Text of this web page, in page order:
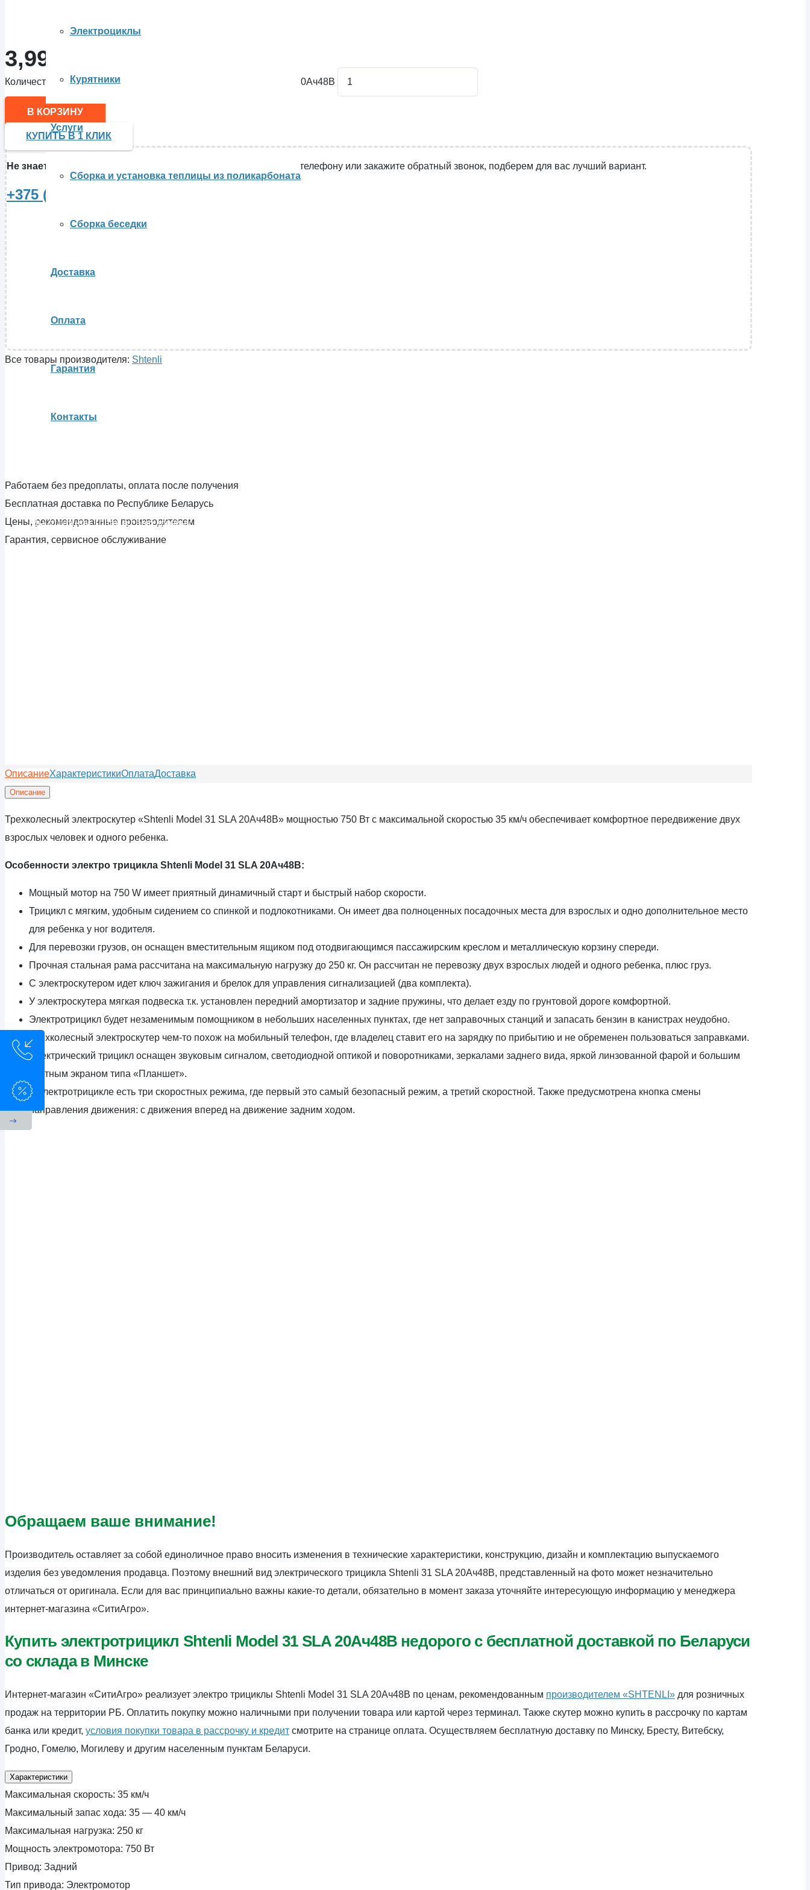
Электроциклы
Курятники
Услуги
Сборка и установка теплицы из поликарбоната
Сборка беседки
Доставка
Оплата
Гарантия
Контакты
Вы отложилиТовар в свою корзину.
3,990.00
Количество товара Электрический трицикл Shtenli Model 31 SLA 20Ач48В
В КОРЗИНУ
КУПИТЬ В 1 КЛИК
Не знаете, какой электроскутер купить ? Свяжитесь с нами по телефону или закажите обратный звонок, подберем для вас лучший вариант.
+375 (29) 80-28-465
Все товары производителя: Shtenli
Работаем без предоплаты, оплата после получения
Бесплатная доставка по Республике Беларусь
Цены, рекомендованные производителем
Гарантия, сервисное обслуживание
ОписаниеХарактеристикиОплатаДоставка
Описание
Трехколесный электроскутер «Shtenli Model 31 SLA 20Ач48В» мощностью 750 Вт с максимальной скоростью 35 км/ч обеспечивает комфортное передвижение двух
взрослых человек и одного ребенка.
Особенности электро трицикла Shtenli Model 31 SLA 20Ач48В:
Мощный мотор на 750 W имеет приятный динамичный старт и быстрый набор скорости.
Трицикл с мягким, удобным сидением со спинкой и подлокотниками. Он имеет два полноценных посадочных места для взрослых и одно дополнительное место
для ребенка у ног водителя.
Для перевозки грузов, он оснащен вместительным ящиком под отодвигающимся пассажирским креслом и металлическую корзину спереди.
Прочная стальная рама рассчитана на максимальную нагрузку до 250 кг. Он рассчитан не перевозку двух взрослых людей и одного ребенка, плюс груз.
С электроскутером идет ключ зажигания и брелок для управления сигнализацией (два комплекта).
У электроскутера мягкая подвеска т.к. установлен передний амортизатор и задние пружины, что делает езду по грунтовой дороге комфортной.
Электротрицикл будет незаменимым помощником в небольших населенных пунктах, где нет заправочных станций и запасать бензин в канистрах неудобно.
Трехколесный электроскутер чем-то похож на мобильный телефон, где владелец ставит его на зарядку по прибытию и не обременен пользоваться заправками.
Электрический трицикл оснащен звуковым сигналом, светодиодной оптикой и поворотниками, зеркалами заднего вида, яркой линзованной фарой и большим
цветным экраном типа «Планшет».
В электротрицикле есть три скоростных режима, где первый это самый безопасный режим, а третий скоростной. Также предусмотрена кнопка смены
направления движения: с движения вперед на движение задним ходом.
Обращаем ваше внимание!
Производитель оставляет за собой единоличное право вносить изменения в технические характеристики, конструкцию, дизайн и комплектацию выпускаемого
изделия без уведомления продавца. Поэтому внешний вид электрического трицикла Shtenli 31 SLA 20Ач48В, представленный на фото может незначительно
отличаться от оригинала. Если для вас принципиально важны какие-то детали, обязательно в момент заказа уточняйте интересующую информацию у менеджера
интернет-магазина «СитиАгро».
Купить электротрицикл Shtenli Model 31 SLA 20Ач48В недорого с бесплатной доставкой по Беларуси
со склада в Минске
Интернет-магазин «СитиАгро» реализует электро трициклы Shtenli Model 31 SLA 20Ач48В по ценам, рекомендованным производителем «SHTENLI» для розничных
продаж на территории РБ. Оплатить покупку можно наличными при получении товара или картой через терминал. Также скутер можно купить в рассрочку по картам
банка или кредит, условия покупки товара в рассрочку и кредит смотрите на странице оплата. Осуществляем бесплатную доставку по Минску, Бресту, Витебску,
Гродно, Гомелю, Могилеву и другим населенным пунктам Беларуси.
Характеристики
Максимальная скорость: 35 км/ч
Максимальный запас хода: 35 — 40 км/ч
Максимальная нагрузка: 250 кг
Мощность электромотора: 750 Вт
Привод: Задний
Тип привода: Электромотор